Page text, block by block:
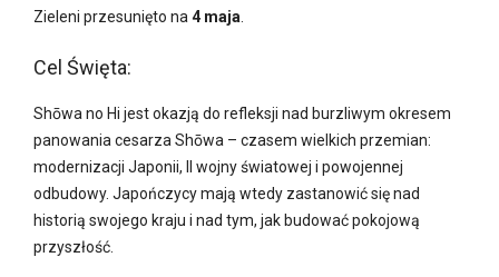
Zieleni przesunięto na 4 maja
Cel Święta:
Shōwa no Hi jest okazją do refleksji nad burzliwym okresem
panowania cesarza Shōwa – czasem wielkich przemian:
modernizacji Japonii, II wojny światowej i powojennej
odbudowy. Japończycy mają wtedy zastanowić się nad
historią swojego kraju i nad tym, jak budować pokojową
przyszłość.